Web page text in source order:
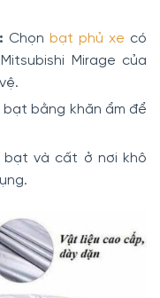
Chọn bạt phủ xe có
Mirage của
bạt bằng khăn ẩm để
bạt và cất ở nơi khô